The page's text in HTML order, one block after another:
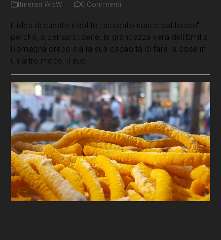
Itinerari WoW 0 Commenti
L'idea di questo insolito racconto nasce dal basso"
perchè, a pensarci bene, la grandezza vera dell'Emilia
Romagna credo sia la sua capacità di fare le cose in
un altro modo, il suo